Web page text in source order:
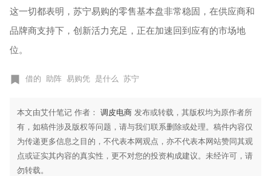
这一切都表明，苏宁易购的零售基本盘非常稳固，在供应商和
品牌商支持下，创新活力充足，正在加速回到应有的市场地
位。
借的 助阵 易购凭 是什么 苏宁
本文由艾什笔记 作者：调皮电商 发布或转载，其版权均为原作者所
有，如稿件涉及版权等问题，请与我们联系删除或处理。稿件内容仅
为传递更多信息之目的，不代表本网观点，亦不代表本网站赞同其观
点或证实其内容的真实性，更不对您的投资构成建议。未经许可，请
勿转载。